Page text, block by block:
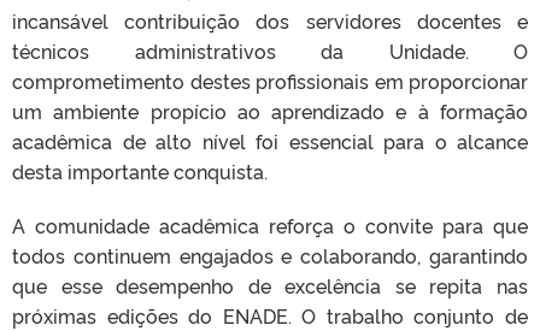
incansável contribuição dos servidores docentes e
técnicos administrativos da Unidade. O
comprometimento destes profissionais em proporcionar
um ambiente propício ao aprendizado e à formação
acadêmica de alto nível foi essencial para o alcance
desta importante conquista.
A comunidade acadêmica reforça o convite para que
todos continuem engajados e colaborando, garantindo
que esse desempenho de excelência se repita nas
próximas edições do ENADE. O trabalho conjunto de